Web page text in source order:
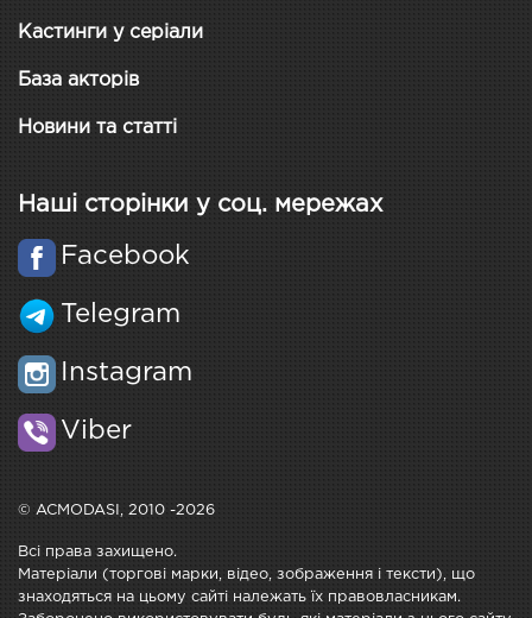
Кастинги у серіали
База акторів
Новини та статті
Наші сторінки у соц. мережах
Facebook
Telegram
Instagram
Viber
© ACMODASI, 2010 -2026
Всі права захищено.
Матеріали (торгові марки, відео, зображення і тексти), що
знаходяться на цьому сайті належать їх правовласникам.